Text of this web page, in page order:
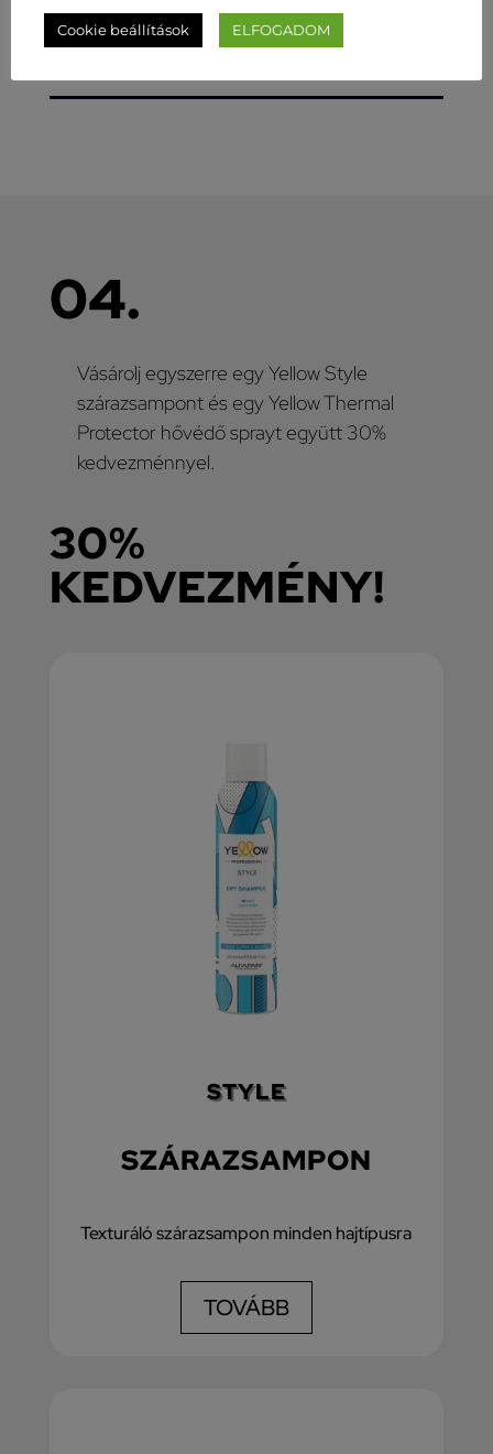
04.
Vásárolj egyszerre egy Yellow Style
szárazsampont és egy Yellow Thermal
Protector hővédő sprayt együtt 30%
kedvezménnyel.
30%
KEDVEZMÉNY!
STYLE
SZÁRAZSAMPON
Texturáló szárazsampon minden hajtípusra
TOVÁBB
Cookie beállítások ELFOGADOM